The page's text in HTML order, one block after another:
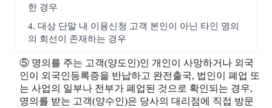
한 경우
4. 대상 단말 내 이용신청 고객 본인이 아닌 타인 명의
의 회선이 존재하는 경우
⑤ 명의를 주는 고객(양도인)인 개인이 사망하거나 외국
인이 외국인등록증을 반납하고 완전출국, 법인이 폐업 또
는 사업의 일부나 전부가 폐업된 것으로 확인되는 경우,
명의를 받는 고객(양수인)은 당사의 대리점에 직접 방문